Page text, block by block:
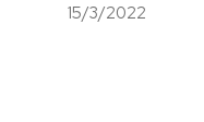
15/3/2022